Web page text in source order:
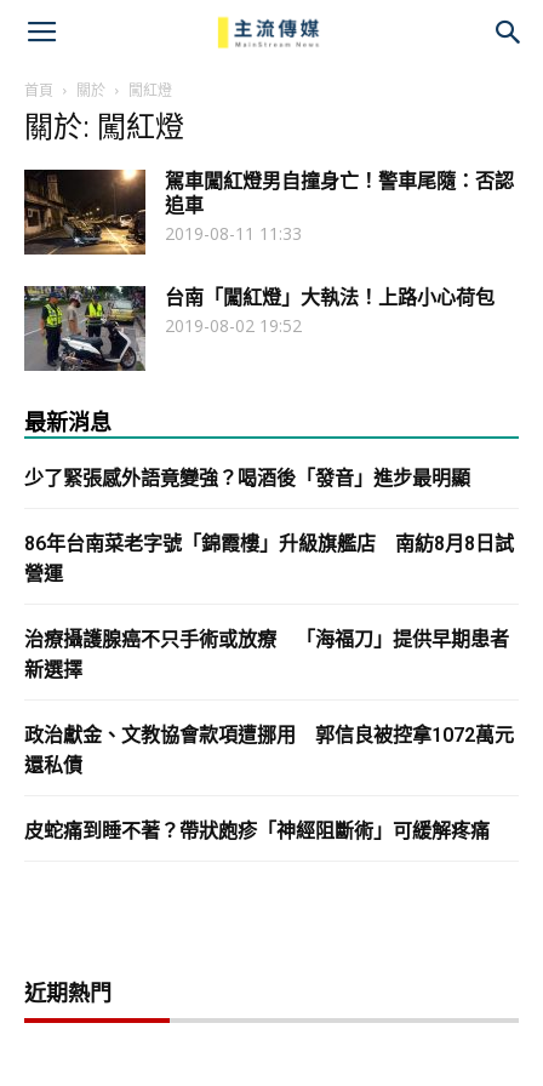
首頁 關於 闖紅燈
關於: 闖紅燈
駕車闖紅燈男自撞身亡！警車尾隨：否認
追車
2019-08-11 11:33
台南「闖紅燈」大執法！上路小心荷包
2019-08-02 19:52
最新消息
少了緊張感外語竟變強？喝酒後「發音」進步最明顯
86年台南菜老字號「錦霞樓」升級旗艦店 南紡8月8日試
營運
治療攝護腺癌不只手術或放療 「海福刀」提供早期患者
新選擇
政治獻金、文教協會款項遭挪用 郭信良被控拿1072萬元
還私債
皮蛇痛到睡不著？帶狀皰疹「神經阻斷術」可緩解疼痛
近期熱門